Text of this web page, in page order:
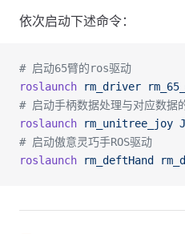
依次启动下述命令：
# 启动65臂的ros驱动
roslaunch rm_driver
# 启动手柄数据处理与对应数据
roslaunch rm_unitree_joy
# 启动傲意灵巧手ROS驱动
roslaunch rm_deftHand